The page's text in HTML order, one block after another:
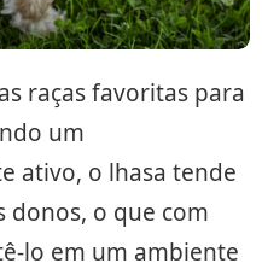
raças favoritas para
um
ativo, o lhasa tende
donos, o que com
lo em um ambiente